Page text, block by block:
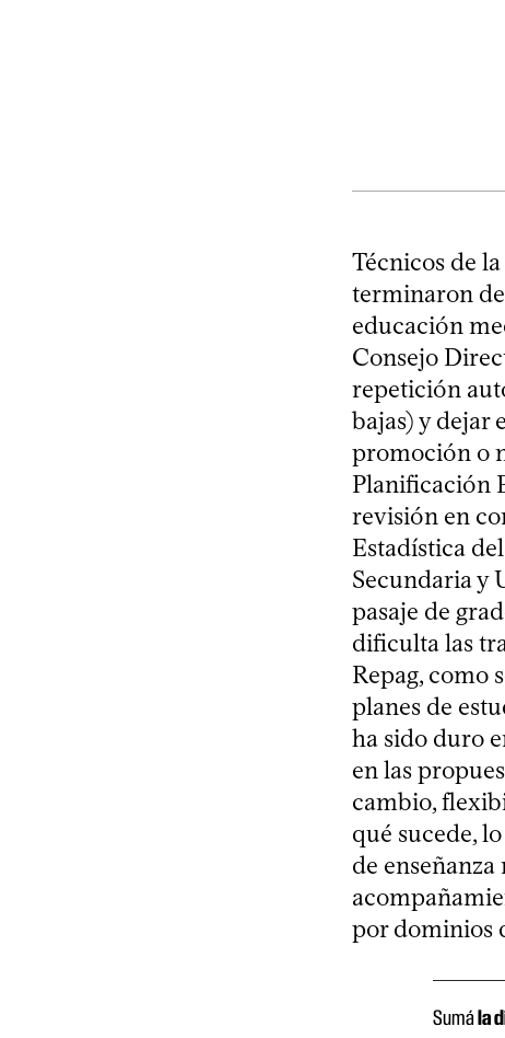
Técnicos de
terminaron
educación
Consejo
repetición
bajas) y dejar
promoción o
Planificación
revisión en
Estadística
Secundaria y
pasaje de
dificulta las
Repag, como
planes de
ha sido duro
en las
cambio,
qué sucede,
de
por dominios
Sumála